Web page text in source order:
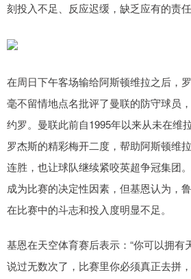
刻投入不足、反应迟缓，缺乏应有的责任
在周日下午客场输给阿斯顿维拉之后，
毫不留情地点名批评了曼联的防守球员
约罗。曼联此前自1995年以来从未在维
罗杰斯的精彩梅开二度，帮助阿斯顿维
连胜，也让球队继续紧咬英超争冠集团
成为比赛的决定性因素，但基恩认为，
在比赛中的斗志和投入度明显不足。
基恩在天空体育赛后表示：“你可以拥有
说过无数次了，比赛里你必须真正去拼